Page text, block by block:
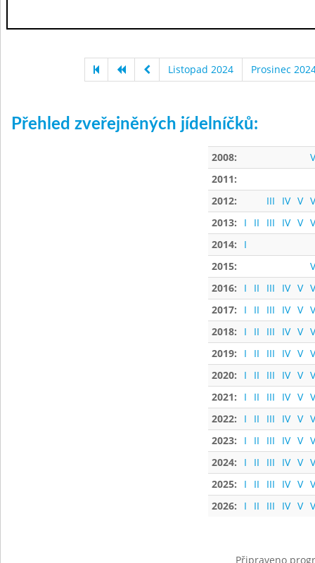
Listopad 2024 Prosinec
Přehled zveřejněných jídelníčků:
2008:
2011:
2012:
III IV V
2013:
I II III IV V
2014:
I
2015:
2016:
I II III IV V
2017:
I II III IV V
2018:
I II III IV V
2019:
I II III IV V
2020:
I II III IV V
2021:
I II III IV V
2022:
I II III IV V
2023:
I II III IV V
2024:
I II III IV V
2025:
I II III IV V
2026:
I II III IV V
Připraveno